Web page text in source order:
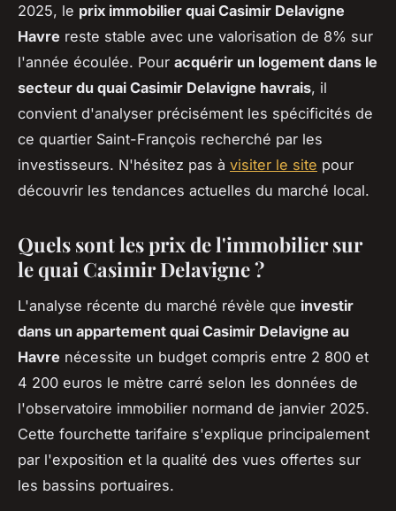
2025, le prix immobilier quai Casimir Delavigne
Havre reste stable avec une valorisation de 8% sur
l'année écoulée. Pour acquérir un logement dans le
secteur du quai Casimir Delavigne havrais, il
convient d'analyser précisément les spécificités de
ce quartier Saint-François recherché par les
investisseurs. N'hésitez pas à visiter le site pour
découvrir les tendances actuelles du marché local.
Quels sont les prix de l'immobilier sur
le quai Casimir Delavigne ?
L'analyse récente du marché révèle que investir
dans un appartement quai Casimir Delavigne au
Havre nécessite un budget compris entre 2 800 et
4 200 euros le mètre carré selon les données de
l'observatoire immobilier normand de janvier 2025.
Cette fourchette tarifaire s'explique principalement
par l'exposition et la qualité des vues offertes sur
les bassins portuaires.